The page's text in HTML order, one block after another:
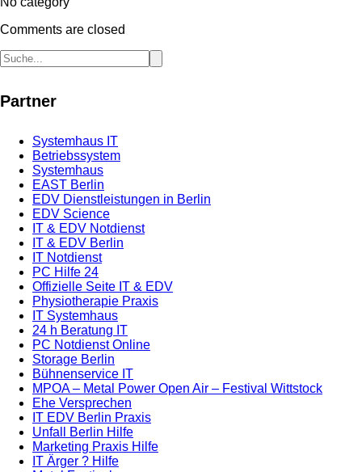
Comments are closed
Partner
Systemhaus IT
Betriebssystem
Systemhaus
EAST Berlin
EDV Dienstleistungen in Berlin
EDV Science
IT & EDV Notdienst
IT & EDV Berlin
IT Notdienst
PC Hilfe 24
Offizielle Seite IT & EDV
Physiotherapie Praxis
IT Systemhaus
24 h Beratung IT
PC Notdienst Online
Storage Berlin
Bühnenservice IT
MPOA – Metal Power Open Air – Festival Wittstock
Ehe Versprechen
IT EDV Berlin Praxis
Unfall Berlin Hilfe
Marketing Praxis Hilfe
IT Ärger ? Hilfe